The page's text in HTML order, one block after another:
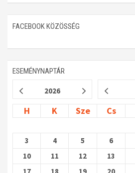
FACEBOOK KÖZÖSSÉG
ESEMÉNYNAPTÁR
2026
H K Sze Cs
3
4 5 6
10
11 12 13